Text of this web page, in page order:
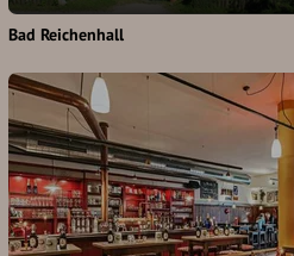
Bad Reichenhall